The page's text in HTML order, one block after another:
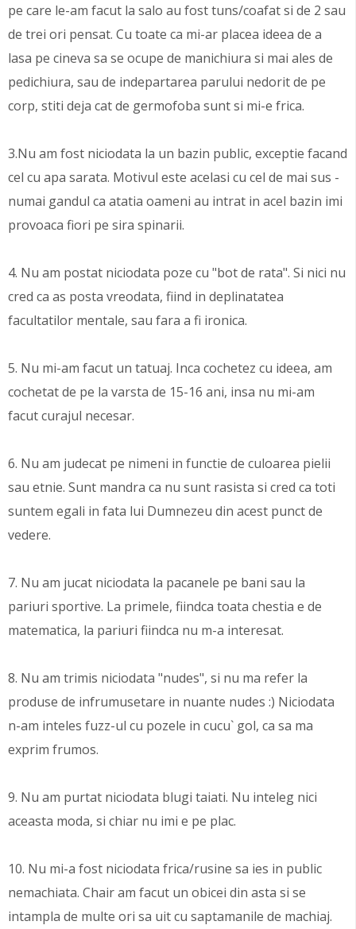
pe care le-am facut la salo au fost tuns/coafat si de 2 sau
de trei ori pensat. Cu toate ca mi-ar placea ideea de a
lasa pe cineva sa se ocupe de manichiura si mai ales de
pedichiura, sau de indepartarea parului nedorit de pe
corp, stiti deja cat de germofoba sunt si mi-e frica.
3.Nu am fost niciodata la un bazin public, exceptie facand
cel cu apa sarata. Motivul este acelasi cu cel de mai sus -
numai gandul ca atatia oameni au intrat in acel bazin imi
provoaca fiori pe sira spinarii.
4. Nu am postat niciodata poze cu "bot de rata". Si nici nu
cred ca as posta vreodata, fiind in deplinatatea
facultatilor mentale, sau fara a fi ironica.
5. Nu mi-am facut un tatuaj. Inca cochetez cu ideea, am
cochetat de pe la varsta de 15-16 ani, insa nu mi-am
facut curajul necesar.
6. Nu am judecat pe nimeni in functie de culoarea pielii
sau etnie. Sunt mandra ca nu sunt rasista si cred ca toti
suntem egali in fata lui Dumnezeu din acest punct de
vedere.
7. Nu am jucat niciodata la pacanele pe bani sau la
pariuri sportive. La primele, fiindca toata chestia e de
matematica, la pariuri fiindca nu m-a interesat.
8. Nu am trimis niciodata "nudes", si nu ma refer la
produse de infrumusetare in nuante nudes :) Niciodata
n-am inteles fuzz-ul cu pozele in cucu` gol, ca sa ma
exprim frumos.
9. Nu am purtat niciodata blugi taiati. Nu inteleg nici
aceasta moda, si chiar nu imi e pe plac.
10. Nu mi-a fost niciodata frica/rusine sa ies in public
nemachiata. Chair am facut un obicei din asta si se
intampla de multe ori sa uit cu saptamanile de machiaj.